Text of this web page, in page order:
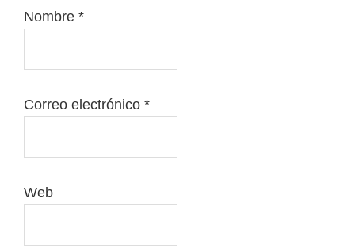
Nombre *
Correo electrónico *
Web